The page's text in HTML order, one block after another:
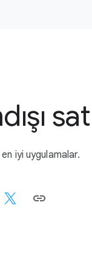
iyi uygulamalar.